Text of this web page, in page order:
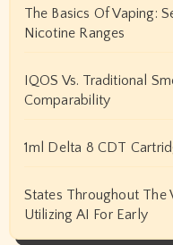
The Basics Of Vaping:
Nicotine Ranges
IQOS Vs. Traditional
Comparability
1ml Delta 8 CDT
States Throughout
Utilizing AI For Early